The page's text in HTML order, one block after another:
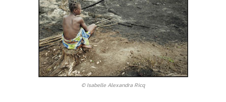
© Isabelle Alexandra Ricq